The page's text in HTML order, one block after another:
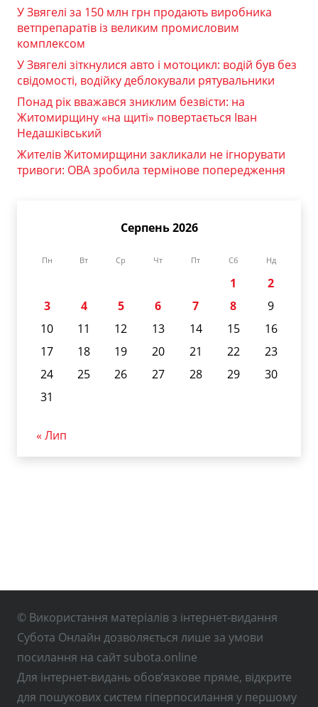
У Звягелі за 150 млн грн продають виробника
ветпрепаратів із великим промисловим
комплексом
У Звягелі зіткнулися авто і мотоцикл: водій був без
свідомості, водійку деблокували рятувальники
Понад рік вважався зниклим безвісти: на
Житомирщину «на щиті» повертається Іван
Недашківський
Жителів Житомирщини закликали не ігнорувати
тривоги: ОВА зробила термінове попередження
Серпень 2026
Пн Вт Ср Чт Пт Сб Нд
1
2
3
4 5 6 7 8
9
10
11 12 13 14 15
16
17
18 19 20 21 22
23
24
25 26 27 28 29
30
31
« Лип
© Використання матеріалів з інтернет-видання
Субота Онлайн дозволяється лише за умови
посилання на сайт subota.online
Для інтернет-видань обов’язкове пряме, відкрите
для пошукових систем гіперпосилання у першому